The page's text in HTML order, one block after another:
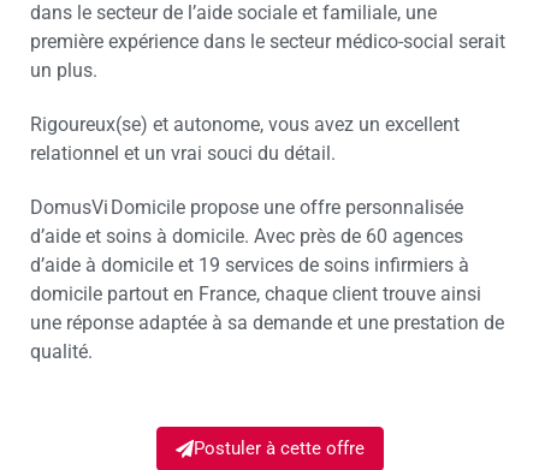
dans le secteur de l’aide sociale et familiale, une
première expérience dans le secteur médico-social serait
un plus.
Rigoureux(se) et autonome, vous avez un excellent
relationnel et un vrai souci du détail.
DomusVi Domicile propose une offre personnalisée
d’aide et soins à domicile. Avec près de 60 agences
d’aide à domicile et 19 services de soins infirmiers à
domicile partout en France, chaque client trouve ainsi
une réponse adaptée à sa demande et une prestation de
qualité.
Postuler à cette offre